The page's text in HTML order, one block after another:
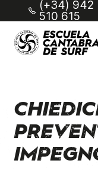
(+34) 942
510 615